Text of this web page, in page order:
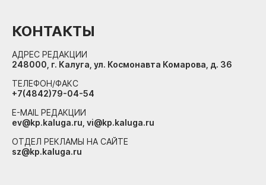
КОНТАКТЫ
АДРЕС РЕДАКЦИИ
248000, г. Калуга, ул. Космонавта Комарова, д. 36
ТЕЛЕФОН/ФАКС
+7(4842)79-04-54
E-MAIL РЕДАКЦИИ
ev@kp.kaluga.ru, vi@kp.kaluga.ru
ОТДЕЛ РЕКЛАМЫ НА САЙТЕ
sz@kp.kaluga.ru